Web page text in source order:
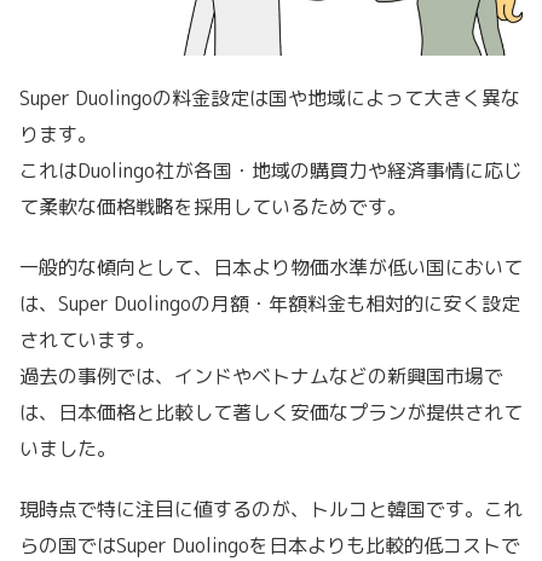
Super Duolingoの料金設定は国や地域によって大きく異な
ります。
これはDuolingo社が各国・地域の購買力や経済事情に応じ
て柔軟な価格戦略を採用しているためです。
一般的な傾向として、日本より物価水準が低い国において
は、Super Duolingoの月額・年額料金も相対的に安く設定
されています。
過去の事例では、インドやベトナムなどの新興国市場で
は、日本価格と比較して著しく安価なプランが提供されて
いました。
現時点で特に注目に値するのが、トルコと韓国です。これ
らの国ではSuper Duolingoを日本よりも比較的低コストで